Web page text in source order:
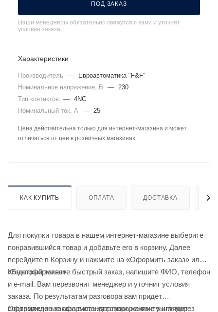
ПОД ЗАКАЗ
Наши менеджеры обязательно свяжутся с вами и уточнят
условия заказа
Характеристики
Производитель —
Евроавтоматика "F&F"
Номинальное напряжение, В
— 230
Тип контактов
— 4NC
Номинальный ток, А — 25
Цена действительна только для интернет-магазина и может
отличаться от цен в розничных магазинах
КАК КУПИТЬ ОПЛАТА ДОСТАВКА
Для покупки товара в нашем интернет-магазине выберите
понравившийся товар и добавьте его в корзину. Далее
перейдите в Корзину и нажмите на «Оформить заказ» или
«Быстрый заказ».
Когда оформляете быстрый заказ, напишите ФИО, телефон
и e-mail. Вам перезвонит менеджер и уточнит условия
заказа. По результатам разговора вам придет
подтверждение оформления товара на почту или через
Оформление заказа в стандартном режиме выглядит